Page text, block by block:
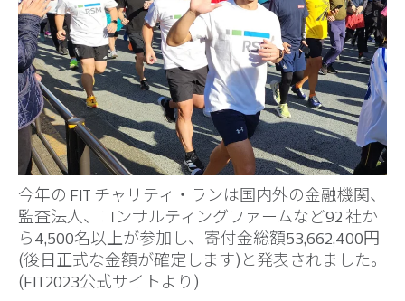
今年の FIT チャリティ・ランは国内外の金融機関、
監査法人、コンサルティングファームなど92 社か
ら4,500名以上が参加し、寄付金総額53,662,400円
(後日正式な金額が確定します)と発表されました。
(FIT2023公式サイトより)